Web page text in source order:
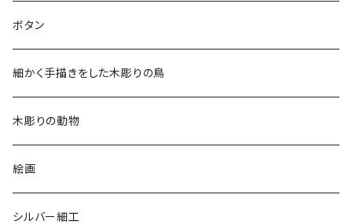
2018
2019
ドレスシャツ
チュニック
リバーシブル 帽子
リバーシブル エコバッグ
ボタン
細かく手描きをした木彫りの鳥
木彫りの動物
絵画
シルバー細工